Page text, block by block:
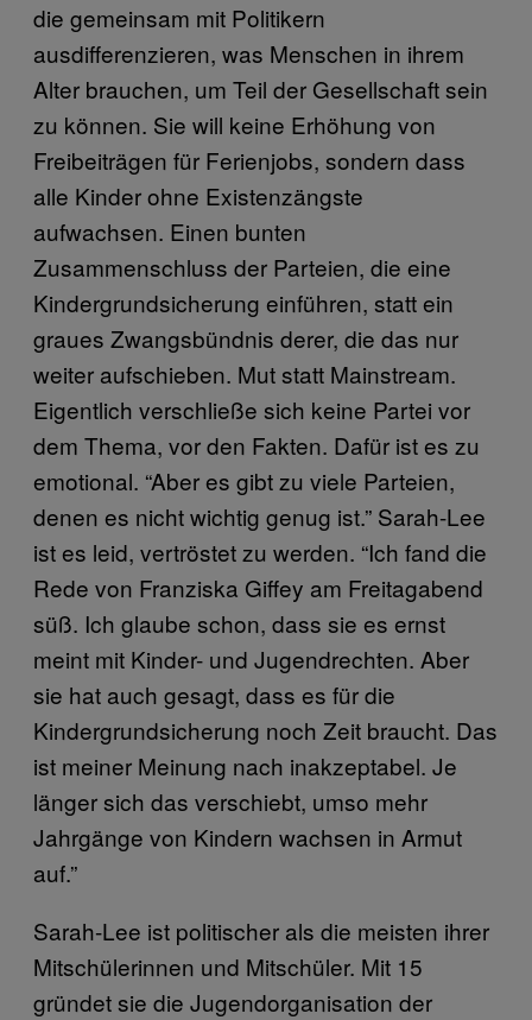
die gemeinsam mit Politikern
ausdifferenzieren, was Menschen in ihrem
Alter brauchen, um Teil der Gesellschaft sein
zu können. Sie will keine Erhöhung von
Freibeiträgen für Ferienjobs, sondern dass
alle Kinder ohne Existenzängste
aufwachsen. Einen bunten
Zusammenschluss der Parteien, die eine
Kindergrundsicherung einführen, statt ein
graues Zwangsbündnis derer, die das nur
weiter aufschieben. Mut statt Mainstream.
Eigentlich verschließe sich keine Partei vor
dem Thema, vor den Fakten. Dafür ist es zu
emotional. “Aber es gibt zu viele Parteien,
denen es nicht wichtig genug ist.” Sarah-Lee
ist es leid, vertröstet zu werden. “Ich fand die
Rede von Franziska Giffey am Freitagabend
süß. Ich glaube schon, dass sie es ernst
meint mit Kinder- und Jugendrechten. Aber
sie hat auch gesagt, dass es für die
Kindergrundsicherung noch Zeit braucht. Das
ist meiner Meinung nach inakzeptabel. Je
länger sich das verschiebt, umso mehr
Jahrgänge von Kindern wachsen in Armut
auf.”
Sarah-Lee ist politischer als die meisten ihrer
Mitschülerinnen und Mitschüler. Mit 15
gründet sie die Jugendorganisation der